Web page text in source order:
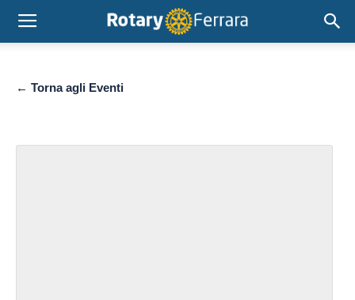
← Torna agli Eventi